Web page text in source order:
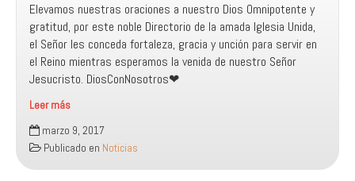
Elevamos nuestras oraciones a nuestro Dios Omnipotente y
gratitud, por este noble Directorio de la amada Iglesia Unida,
el Señor les conceda fortaleza, gracia y unción para servir en
el Reino mientras esperamos la venida de nuestro Señor
Jesucristo. DiosConNosotros❤
Leer más
Directorio
de
Pastoras
Iglesia
marzo 9, 2017
Publicado en Noticias